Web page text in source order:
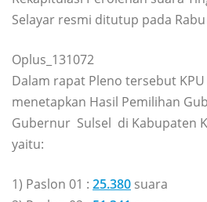
Selayar resmi ditutup pada
Oplus_131072
Dalam rapat Pleno tersebut
menetapkan Hasil Pemilihan
Gubernur Sulsel di Kabupaten
yaitu:
1) Paslon 01 : 25.380 suara